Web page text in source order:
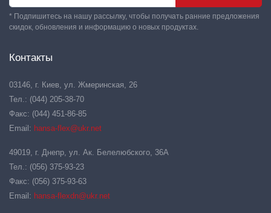
* Подпишитесь на нашу рассылку, чтобы получать ранние предложения
скидок, обновления и информацию о новых продуктах.
Контакты
03146, г. Киев, ул. Жмеринская, 26
Тел.: (044) 205-38-70
Факс: (044) 451-86-85
Email: hansa-flex@ukr.net
49019, г. Днепр, ул. Ак. Белелюбского, 36А
Тел.: (056) 375-93-23
Факс: (056) 375-93-63
Email: hansa-flexdn@ukr.net